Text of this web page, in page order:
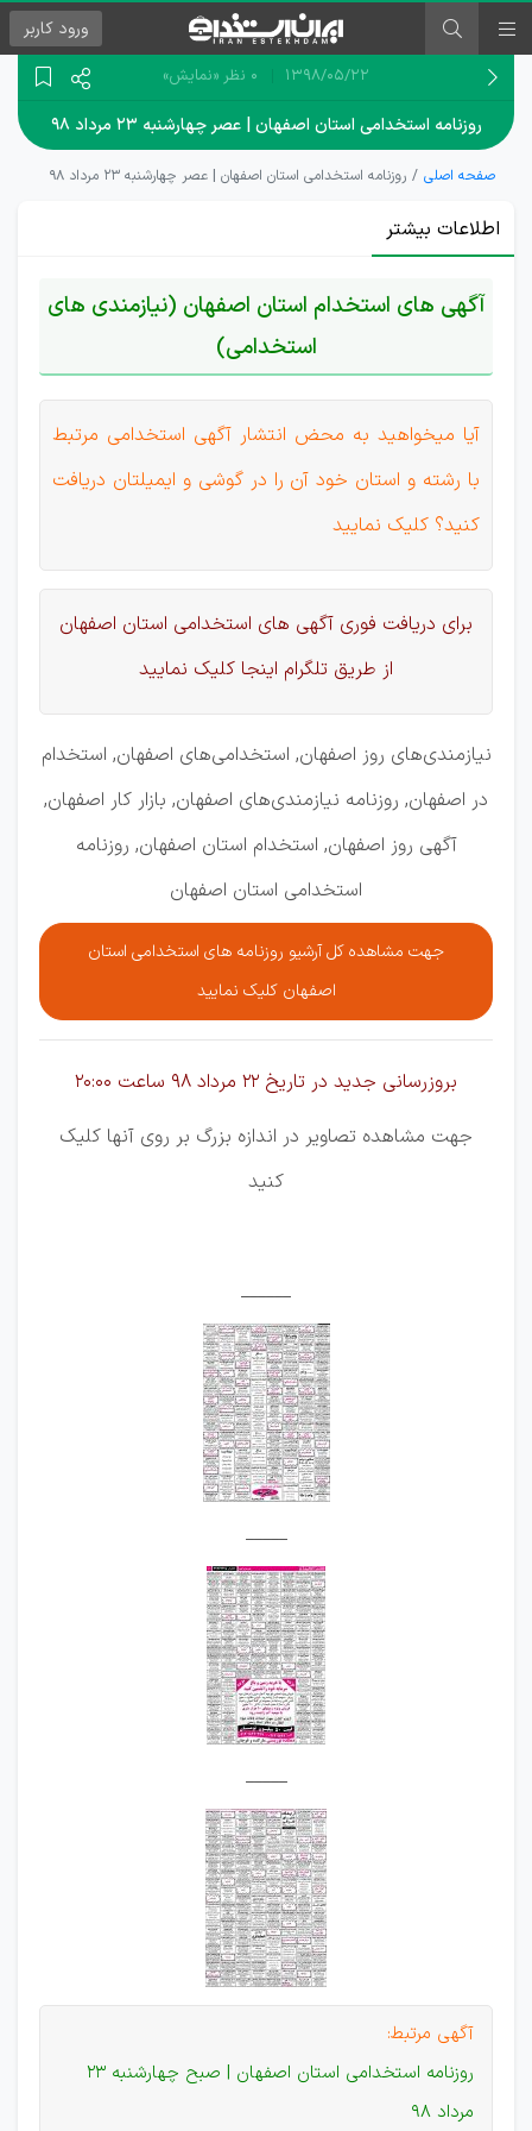
ورود کاربر
۱۳۹۸/۰۵/۲۲ 0 نظر «نمایش»
روزنامه استخدامی استان اصفهان | عصر چهارشنبه ۲۳ مرداد ۹۸
صفحه اصلی روزنامه استخدامی استان اصفهان | عصر چهارشنبه ۲۳ مرداد ۹۸
اطلاعات بیشتر
آگهی های استخدام استان اصفهان (نیازمندی های
استخدامی)
آیا میخواهید به محض انتشار آگهی استخدامی مرتبط
با رشته و استان خود آن را در گوشی و ایمیلتان دریافت
کنید؟ کلیک نمایید
برای دریافت فوری آگهی های استخدامی استان اصفهان
از طریق تلگرام اینجا کلیک نمایید
نیازمندی‌های روز اصفهان, استخدامی‌های اصفهان, استخدام
در اصفهان, روزنامه نیازمندی‌های اصفهان, بازار کار اصفهان,
آگهی روز اصفهان, استخدام استان اصفهان, روزنامه
استخدامی استان اصفهان
جهت مشاهده کل آرشیو روزنامه های استخدامی استان
اصفهان کلیک نمایید
بروزرسانی جدید در تاریخ 22 مرداد 98 ساعت 20:00
جهت مشاهده تصاویر در اندازه بزرگ بر روی آنها کلیک
کنید
______
_____
_____
آگهی مرتبط:
روزنامه استخدامی استان اصفهان | صبح چهارشنبه 23
مرداد 98